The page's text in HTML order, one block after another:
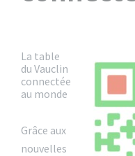
La table
du Vauclin
connectée
au monde
Grâce aux
nouvelles